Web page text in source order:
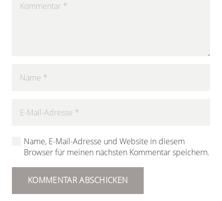
Name, E-Mail-Adresse und Website in diesem
Browser für meinen nächsten Kommentar speichern.
KOMMENTAR ABSCHICKEN